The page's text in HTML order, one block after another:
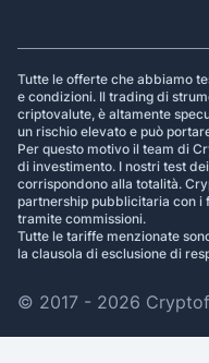
Tutte le offerte che abbiamo
e condizioni. Il trading di
criptovalute, è altamente
un rischio elevato e può
Per questo motivo il team di
di investimento. I nostri test
corrispondono alla totalità.
partnership pubblicitaria con i
tramite commissioni.
Tutte le tariffe menzionate
la clausola di esclusione di
© 2017 - 2026